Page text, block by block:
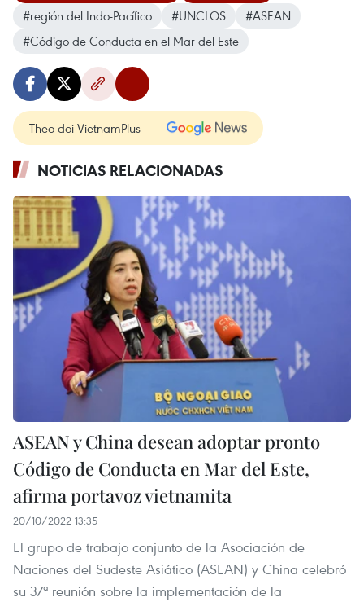
#región del Indo-Pacífico
#UNCLOS
#ASEAN
#Código de Conducta en el Mar del Este
Theo dõi VietnamPlus
NOTICIAS RELACIONADAS
ASEAN y China desean adoptar pronto
Código de Conducta en Mar del Este,
afirma portavoz vietnamita
20/10/2022 13:35
El grupo de trabajo conjunto de la Asociación de
Naciones del Sudeste Asiático (ASEAN) y China celebró
su 37ª reunión sobre la implementación de la